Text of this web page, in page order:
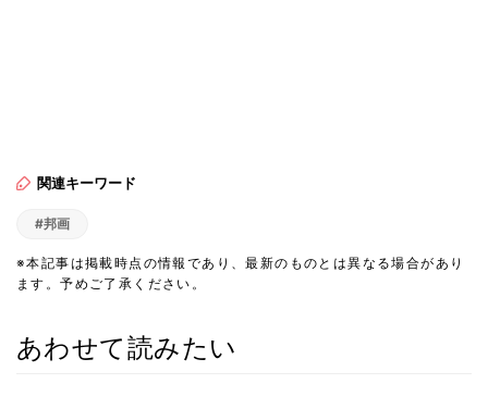
関連キーワード
#邦画
※本記事は掲載時点の情報であり、最新のものとは異なる場合があり
ます。予めご了承ください。
あわせて読みたい